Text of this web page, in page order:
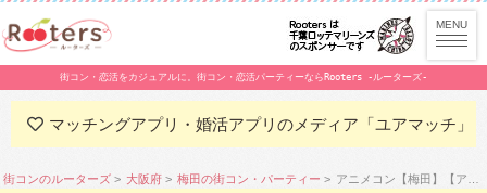
街コン・恋活をカジュアルに。街コン・恋活パーティーならRooters -ルーターズ-
マッチングアプリ・婚活アプリのメディア「ユアマッチ」
街コンのルーターズ 大阪府 梅田の街コン・パーティー アニメコン【梅田】【アニメ・マンガ好きの集まる街コン☆】全国誌・美人百花に取材を受けた本当に出会える街コン♪【完全着席】【一人参加・恋活・友達作り歓迎】【周りの目が気にならない！個室空間での開催】【充実コース・アルコール付き飲み放題】